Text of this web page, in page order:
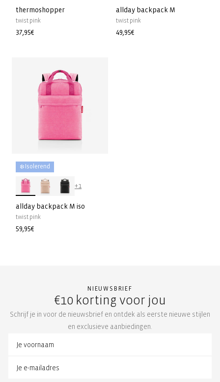
thermoshopper
twist pink
Normale
37,95€
allday backpack M
twist pink
Normale
49,95€
❄️ Isolerend
+1
allday backpack M iso
twist pink
Normale
59,95€
NIEUWSBRIEF
€10 korting voor jou
Schrijf je in voor de nieuwsbrief en ontdek als eerste nieuwe stijlen
en exclusieve aanbiedingen.